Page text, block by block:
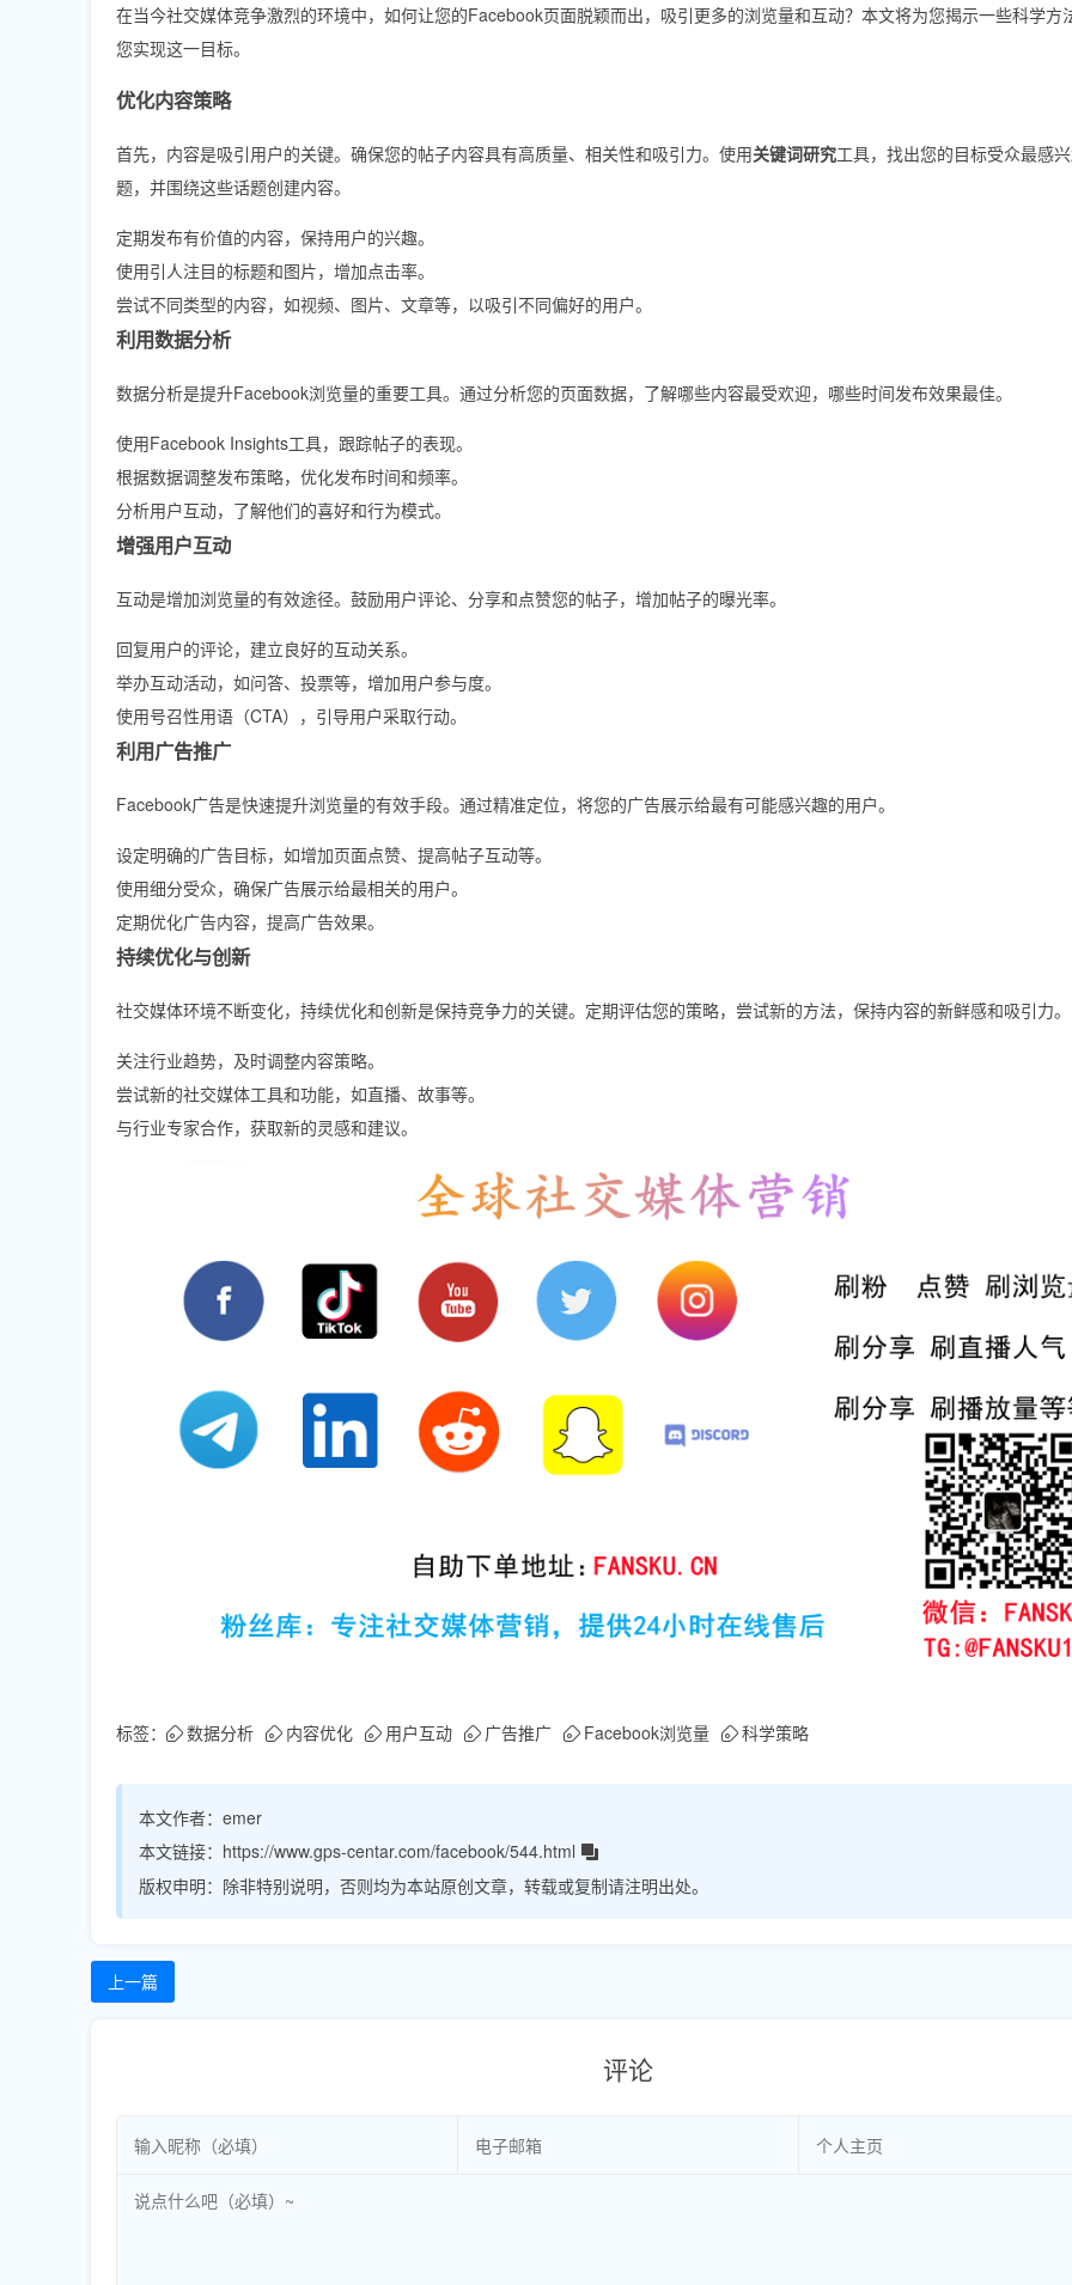
在当今社交媒体竞争激烈的环境中，如何让您的Facebook页面脱颖而出，吸引更多的浏览量和互动？本文将为您揭示一些科学方
您实现这一目标。
优化内容策略
首先，内容是吸引用户的关键。确保您的帖子内容具有高质量、相关性和吸引力。使用关键词研究工具，找出您的目标受众最感
题，并围绕这些话题创建内容。
定期发布有价值的内容，保持用户的兴趣。
使用引人注目的标题和图片，增加点击率。
尝试不同类型的内容，如视频、图片、文章等，以吸引不同偏好的用户。
利用数据分析
数据分析是提升Facebook浏览量的重要工具。通过分析您的页面数据，了解哪些内容最受欢迎，哪些时间发布效果最佳。
使用Facebook Insights工具，跟踪帖子的表现。
根据数据调整发布策略，优化发布时间和频率。
分析用户互动，了解他们的喜好和行为模式。
增强用户互动
互动是增加浏览量的有效途径。鼓励用户评论、分享和点赞您的帖子，增加帖子的曝光率。
回复用户的评论，建立良好的互动关系。
举办互动活动，如问答、投票等，增加用户参与度。
使用号召性用语（CTA），引导用户采取行动。
利用广告推广
Facebook广告是快速提升浏览量的有效手段。通过精准定位，将您的广告展示给最有可能感兴趣的用户。
设定明确的广告目标，如增加页面点赞、提高帖子互动等。
使用细分受众，确保广告展示给最相关的用户。
定期优化广告内容，提高广告效果。
持续优化与创新
社交媒体环境不断变化，持续优化和创新是保持竞争力的关键。定期评估您的策略，尝试新的方法，保持内容的新鲜感和吸引力。
关注行业趋势，及时调整内容策略。
尝试新的社交媒体工具和功能，如直播、故事等。
与行业专家合作，获取新的灵感和建议。
标签： 数据分析 内容优化 用户互动 广告推广 Facebook浏览量 科学策略
本文作者： emer
本文链接： https://www.gps-centar.com/facebook/544.html
版权申明： 除非特别说明，否则均为本站原创文章，转载或复制请注明出处。
上一篇
评论